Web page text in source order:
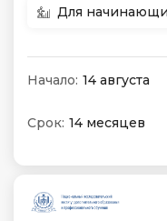
Для
Начало: 14 августа
Срок: 14 месяцев